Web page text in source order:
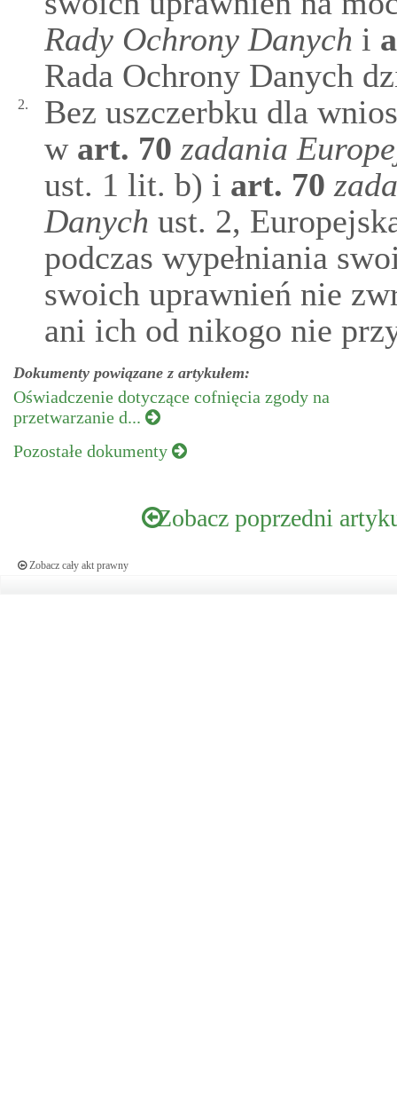
Rady Ochrony Danych i
Rada Ochrony Danych
2.
Bez uszczerbku dla
wart. 70 zadania
ust. 1 lit. b) i art. 70
Danych ust. 2,
podczas wypełniania
swoich uprawnień nie
ani ich od nikogo nie
Dokumenty powiązane z artykułem:
Oświadczenie dotyczące cofnięcia zgody na
przetwarzanie d...
Pozostałe dokumenty
Zobacz poprzedni
Zobacz cały akt prawny